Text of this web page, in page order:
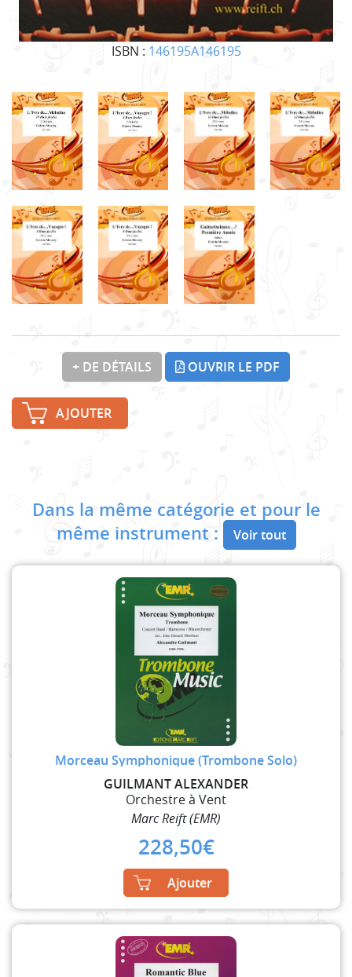
ISBN : 146195A146195
+ DE DÉTAILS OUVRIR LE PDF
AJOUTER
Dans la même catégorie et pour le
même instrument :
Voir tout
Morceau Symphonique (Trombone Solo)
GUILMANT ALEXANDER
Orchestre à Vent
Marc Reift (EMR)
228,50€
Ajouter